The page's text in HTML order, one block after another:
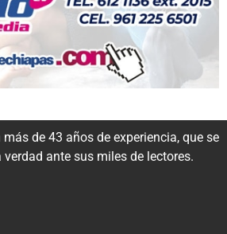
de 43 años de experiencia, que se
ante sus miles de lectores.